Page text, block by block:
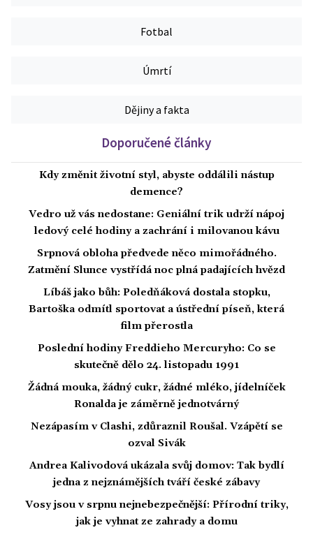
Fotbal
Úmrtí
Dějiny a fakta
Doporučené články
Kdy změnit životní styl, abyste oddálili nástup
demence?
Vedro už vás nedostane: Geniální trik udrží nápoj
ledový celé hodiny a zachrání i milovanou kávu
Srpnová obloha předvede něco mimořádného.
Zatmění Slunce vystřídá noc plná padajících hvězd
Líbáš jako bůh: Poledňáková dostala stopku,
Bartoška odmítl sportovat a ústřední píseň, která
film přerostla
Poslední hodiny Freddieho Mercuryho: Co se
skutečně dělo 24. listopadu 1991
Žádná mouka, žádný cukr, žádné mléko, jídelníček
Ronalda je záměrně jednotvárný
Nezápasím v Clashi, zdůraznil Roušal. Vzápětí se
ozval Sivák
Andrea Kalivodová ukázala svůj domov: Tak bydlí
jedna z nejznámějších tváří české zábavy
Vosy jsou v srpnu nejnebezpečnější: Přírodní triky,
jak je vyhnat ze zahrady a domu